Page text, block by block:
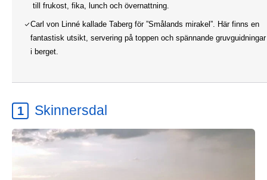
till frukost, fika, lunch och övernattning.
Carl von Linné kallade Taberg för ”Smålands mirakel”. Här finns en
fantastisk utsikt, servering på toppen och spännande gruvguidningar
i berget.
1 Skinnersdal